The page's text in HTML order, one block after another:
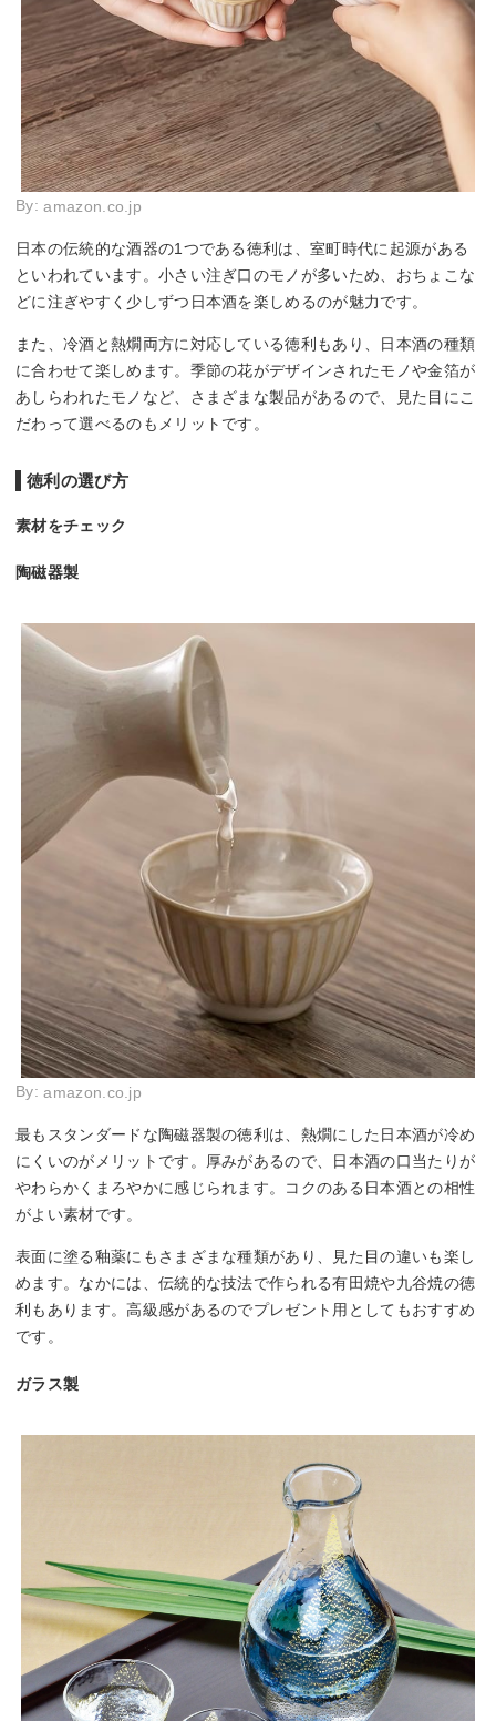
By:amazon.co.jp
日本の伝統的な酒器の1つである徳利は、室町時代に起源がある
といわれています。小さい注ぎ口のモノが多いため、おちょこな
どに注ぎやすく少しずつ日本酒を楽しめるのが魅力です。
また、冷酒と熱燗両方に対応している徳利もあり、日本酒の種類
に合わせて楽しめます。季節の花がデザインされたモノや金箔が
あしらわれたモノなど、さまざまな製品があるので、見た目にこ
だわって選べるのもメリットです。
徳利の選び方
素材をチェック
陶磁器製
By:amazon.co.jp
最もスタンダードな陶磁器製の徳利は、熱燗にした日本酒が冷め
にくいのがメリットです。厚みがあるので、日本酒の口当たりが
やわらかくまろやかに感じられます。コクのある日本酒との相性
がよい素材です。
表面に塗る釉薬にもさまざまな種類があり、見た目の違いも楽し
めます。なかには、伝統的な技法で作られる有田焼や九谷焼の徳
利もあります。高級感があるのでプレゼント用としてもおすすめ
です。
ガラス製